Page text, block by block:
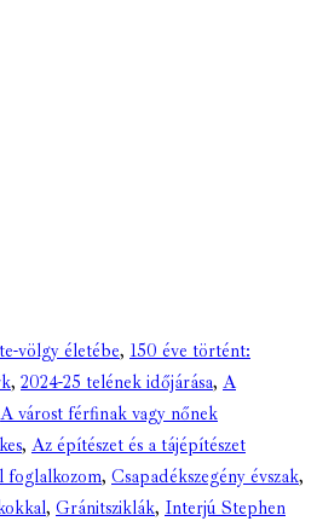
völgy életébe, 150 éve történt:
, 2024-25 telének időjárása, A
A várost férfinak vagy nőnek
, Az építészet és a tájépítészet
foglalkozom, Csapadékszegény évszak,
, Gránitsziklák, Interjú Stephen